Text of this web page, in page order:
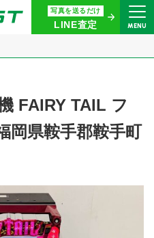
写真を送るだけ
LINE査定 MENU
問い合わせ・
ださい
イヤル
年中無休)
定
FAIRY TAIL フ
岡県鞍手郡鞍手町